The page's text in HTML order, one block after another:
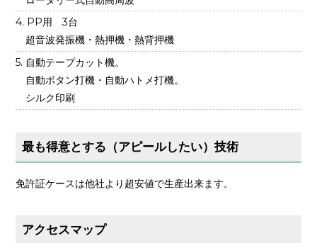
PP用 3台
超音波発振機・熱押機・熱背押機
自動テープカット機。
自動ボタン打機・自動ハトメ打機。
シルク印刷
最も得意とする（アピールしたい）技術
免許証ケースは他社より超安値で生産出来ます。
アクセスマップ